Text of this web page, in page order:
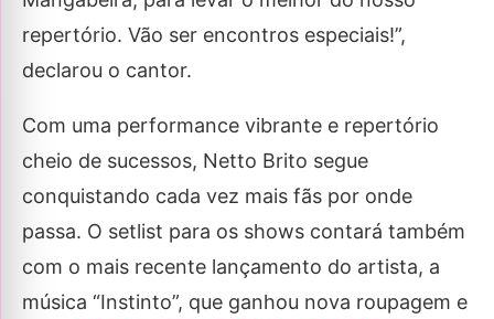
repertório. Vão ser encontros especiais!”,
declarou o cantor.
Com uma performance vibrante e repertório
cheio de sucessos, Netto Brito segue
conquistando cada vez mais fãs por onde
passa. O setlist para os shows contará também
com o mais recente lançamento do artista, a
música “Instinto”, que ganhou nova roupagem e